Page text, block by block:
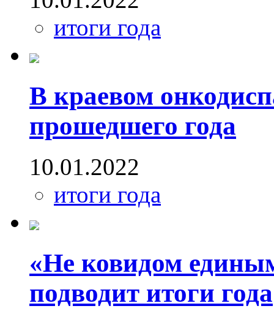
итоги года
В краевом
прошедшего года
10.01.2022
итоги года
«Не ковидом
подводит итоги года